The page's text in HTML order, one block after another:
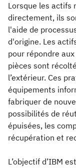
Lorsque les actifs
directement, ils
l'aide de
d'origine. Les
pour répondre
pièces sont
l’extérieur. Ces
équipements
fabriquer de
possibilités de
épuisées, les
récupération et
L’objectif d’IBM